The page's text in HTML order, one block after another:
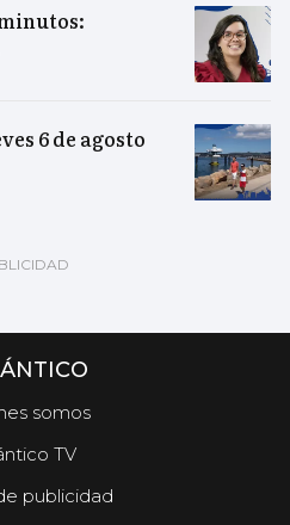
6 de agosto
somos
TV
publicidad